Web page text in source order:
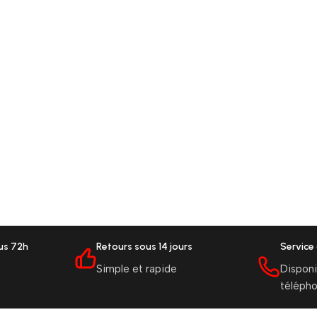
72h Retours sous 14 jours
Simple et rapide